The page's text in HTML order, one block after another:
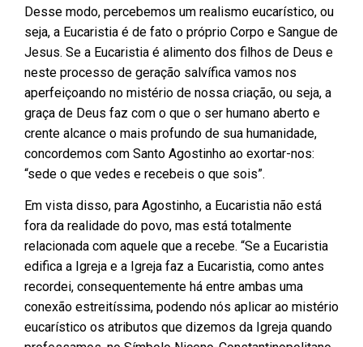
Desse modo, percebemos um realismo eucarístico, ou
seja, a Eucaristia é de fato o próprio Corpo e Sangue de
Jesus. Se a Eucaristia é alimento dos filhos de Deus e
neste processo de geração salvífica vamos nos
aperfeiçoando no mistério de nossa criação, ou seja, a
graça de Deus faz com o que o ser humano aberto e
crente alcance o mais profundo de sua humanidade,
concordemos com Santo Agostinho ao exortar-nos:
“sede o que vedes e recebeis o que sois”.
Em vista disso, para Agostinho, a Eucaristia não está
fora da realidade do povo, mas está totalmente
relacionada com aquele que a recebe. “Se a Eucaristia
edifica a Igreja e a Igreja faz a Eucaristia, como antes
recordei, consequentemente há entre ambas uma
conexão estreitíssima, podendo nós aplicar ao mistério
eucarístico os atributos que dizemos da Igreja quando